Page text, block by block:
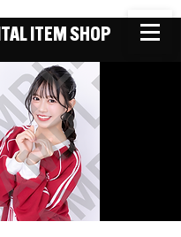
ITEM SHOP